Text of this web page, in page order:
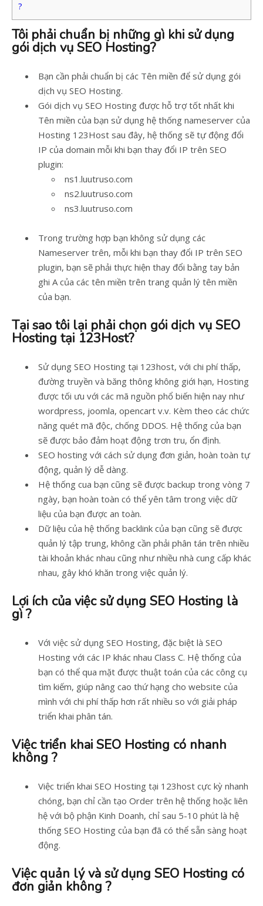
?
Tôi phải chuẩn bị những gì khi sử dụng
gói dịch vụ SEO Hosting?
Bạn cần phải chuẩn bị các Tên miền để sử dụng gói
dịch vụ SEO Hosting.
Gói dịch vụ SEO Hosting được hỗ trợ tốt nhất khi
Tên miền của bạn sử dụng hệ thống nameserver của
Hosting 123Host sau đây, hệ thống sẽ tự động đổi
IP của domain mỗi khi bạn thay đổi IP trên SEO
plugin:
ns1.luutruso.com
ns2.luutruso.com
ns3.luutruso.com
Trong trường hợp bạn không sử dụng các
Nameserver trên, mỗi khi bạn thay đổi IP trên SEO
plugin, bạn sẽ phải thực hiện thay đổi bằng tay bản
ghi A của các tên miền trên trang quản lý tên miền
của bạn.
Tại sao tôi lại phải chọn gói dịch vụ SEO
Hosting tại 123Host?
Sử dụng SEO Hosting tại 123host, với chi phí thấp,
đường truyền và băng thông không giới hạn, Hosting
được tối ưu với các mã nguồn phổ biến hiện nay như
wordpress, joomla, opencart v.v. Kèm theo các chức
năng quét mã độc, chống DDOS. Hệ thống của bạn
sẽ được bảo đảm hoạt động trơn tru, ổn định.
SEO hosting với cách sử dụng đơn giản, hoàn toàn tự
động, quản lý dễ dàng.
Hệ thống cua bạn cũng sẽ được backup trong vòng 7
ngày, bạn hoàn toàn có thể yên tâm trong việc dữ
liệu của bạn được an toàn.
Dữ liệu của hệ thống backlink của bạn cũng sẽ được
quản lý tập trung, không cần phải phân tán trên nhiều
tài khoản khác nhau cũng như nhiều nhà cung cấp khác
nhau, gây khó khăn trong việc quản lý.
Lợi ích của việc sử dụng SEO Hosting là
gì ?
Với việc sử dụng SEO Hosting, đặc biệt là SEO
Hosting với các IP khác nhau Class C. Hệ thống của
bạn có thể qua mặt được thuật toán của các công cụ
tìm kiếm, giúp nâng cao thứ hạng cho website của
mình với chi phí thấp hơn rất nhiều so với giải pháp
triển khai phân tán.
Việc triển khai SEO Hosting có nhanh
không ?
Việc triển khai SEO Hosting tại 123host cực kỳ nhanh
chóng, bạn chỉ cần tạo Order trên hệ thống hoặc liên
hệ với bộ phận Kinh Doanh, chỉ sau 5-10 phút là hệ
thống SEO Hosting của bạn đã có thể sẵn sàng hoạt
động.
Việc quản lý và sử dụng SEO Hosting có
đơn giản không ?